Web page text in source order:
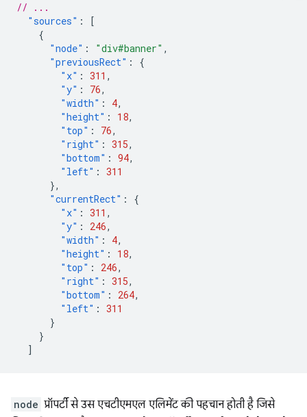
// ...
"sources" :
[
{
"node" : "div#banner" ,
"previousRect" :
{
"x" : 311 ,
"y" : 76,
"width" : 4,
"height" : 18,
"top" : 76,
"right" : 315,
"bottom" : 94,
"left" : 311
},
"currentRect" :
{
"x" : 311 ,
"y" : 246,
"width" : 4,
"height" : 18,
"top" : 246,
"right" : 315,
"bottom" : 264,
"left" : 311
}
}
]
node प्रॉपर्टी से उस एचटीएमएल एलिमेंट की पहचान होती है जिसे